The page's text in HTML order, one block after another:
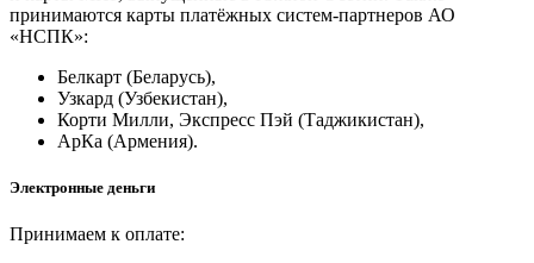
принимаются карты платёжных систем-партнеров АО
«НСПК»:
Белкарт (Беларусь),
Узкард (Узбекистан),
Корти Милли, Экспресс Пэй (Таджикистан),
АрКа (Армения).
Электронные деньги
Принимаем к оплате: